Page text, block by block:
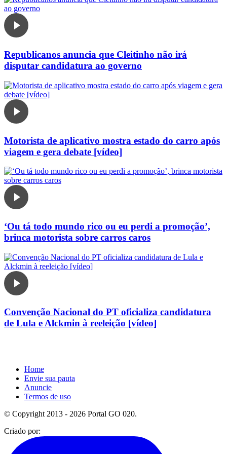
Republicanos anuncia que Cleitinho não irá
disputar candidatura ao governo
Motorista de aplicativo mostra estado do carro após
viagem e gera debate [vídeo]
‘Ou tá todo mundo rico ou eu perdi a promoção’,
brinca motorista sobre carros caros
Convenção Nacional do PT oficializa candidatura
de Lula e Alckmin à reeleição [vídeo]
Home
Envie sua pauta
Anuncie
Termos de uso
© Copyright 2013 - 2026 Portal GO 020.
Criado por: